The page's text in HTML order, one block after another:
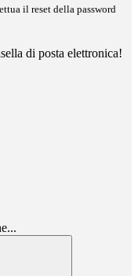
il reset della password
di posta elettronica!